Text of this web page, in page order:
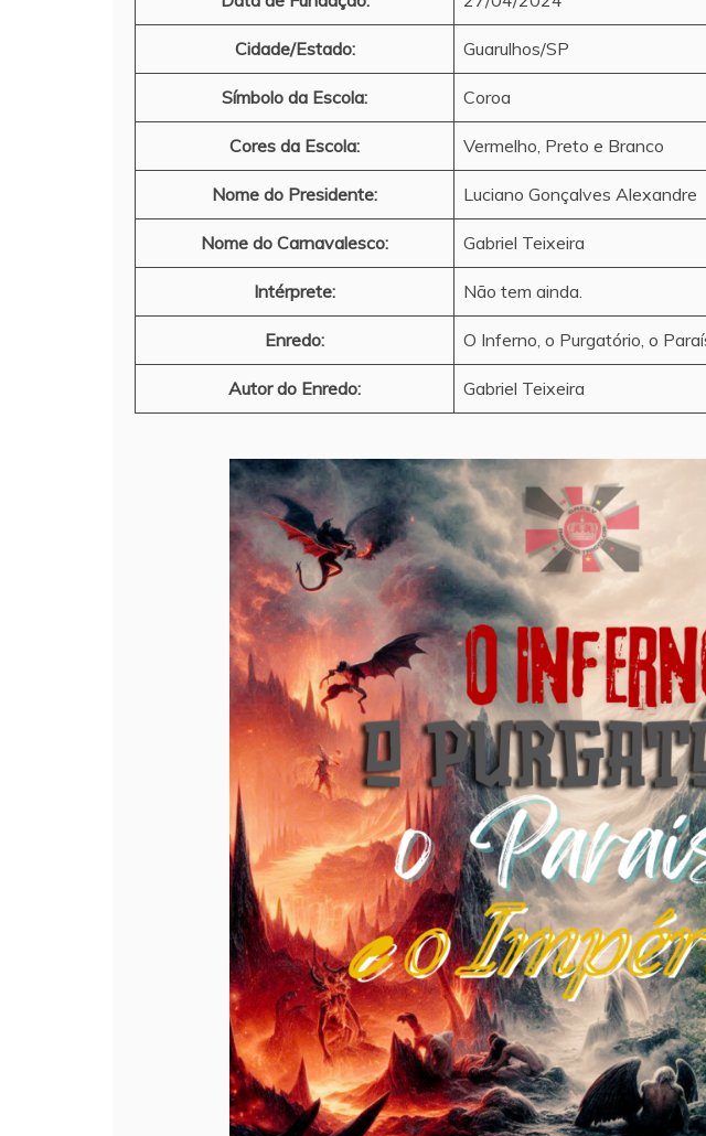
Cidade/Estado: Guarulhos/SP
Símbolo da Escola: Coroa
Cores da Escola: Vermelho, Preto e Branco
Nome do Presidente: Luciano Gonçalves Alexandre
Nome do Carnavalesco: Gabriel Teixeira
Intérprete: Não tem ainda.
Enredo: O Inferno, o Purgatório, o
Autor do Enredo: Gabriel Teixeira